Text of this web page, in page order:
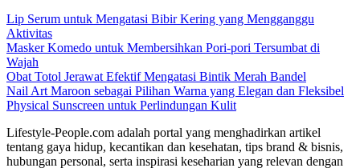
Lip Serum untuk Mengatasi Bibir Kering yang Mengganggu
Aktivitas
Masker Komedo untuk Membersihkan Pori-pori Tersumbat di
Wajah
Obat Totol Jerawat Efektif Mengatasi Bintik Merah Bandel
Nail Art Maroon sebagai Pilihan Warna yang Elegan dan Fleksibel
Physical Sunscreen untuk Perlindungan Kulit
Lifestyle-People.com adalah portal yang menghadirkan artikel
tentang gaya hidup, kecantikan dan kesehatan, tips brand & bisnis,
hubungan personal, serta inspirasi keseharian yang relevan dengan